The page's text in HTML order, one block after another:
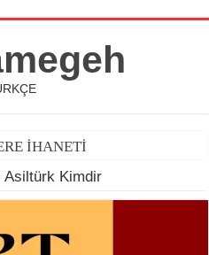
İHANETİ
Asiltürk Kimdir